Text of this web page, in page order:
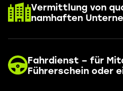
Vermittlung von
namhaften
Fahrdienst – für
Führerschein oder